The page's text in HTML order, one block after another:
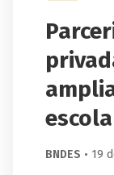
BNDES • 19